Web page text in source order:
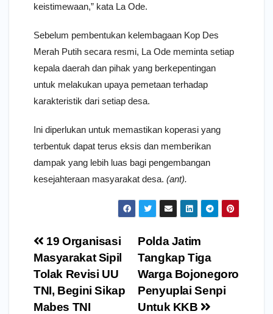
keistimewaan,” kata La Ode.
Sebelum pembentukan kelembagaan Kop Des
Merah Putih secara resmi, La Ode meminta setiap
kepala daerah dan pihak yang berkepentingan
untuk melakukan upaya pemetaan terhadap
karakteristik dari setiap desa.
Ini diperlukan untuk memastikan koperasi yang
terbentuk dapat terus eksis dan memberikan
dampak yang lebih luas bagi pengembangan
kesejahteraan masyarakat desa. (ant).
Navigasi
pos
Polda Jatim
Tangkap Tiga
Warga Bojonegoro
Penyuplai Senpi
Untuk KKB
19 Organisasi
Masyarakat Sipil
Tolak Revisi UU
TNI, Begini Sikap
Mabes TNI